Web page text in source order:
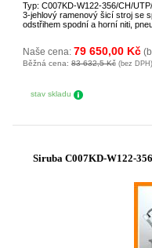
Typ: C007KD-W122-356/CH/UTP/
3-jehlový ramenový šicí stroj se
odstřihem spodní a horní niti,
Naše cena: 79 650,00 Kč
Běžná cena: 83 632,5 Kč (bez DPH)
stav skladu
Siruba C007KD-W122-